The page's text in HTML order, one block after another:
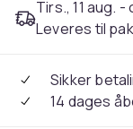
Tirs., 11 aug. -
Leveres til
Sikker
14 dages